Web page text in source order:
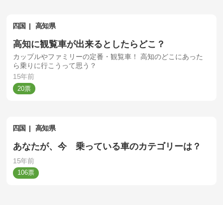
四国 高知県
高知に観覧車が出来るとしたらどこ？
カップルやファミリーの定番・観覧車！ 高知のどこにあった
ら乗りに行こうって思う？
15年前
20
四国 高知県
あなたが、今 乗っている車のカテゴリーは？
15年前
106